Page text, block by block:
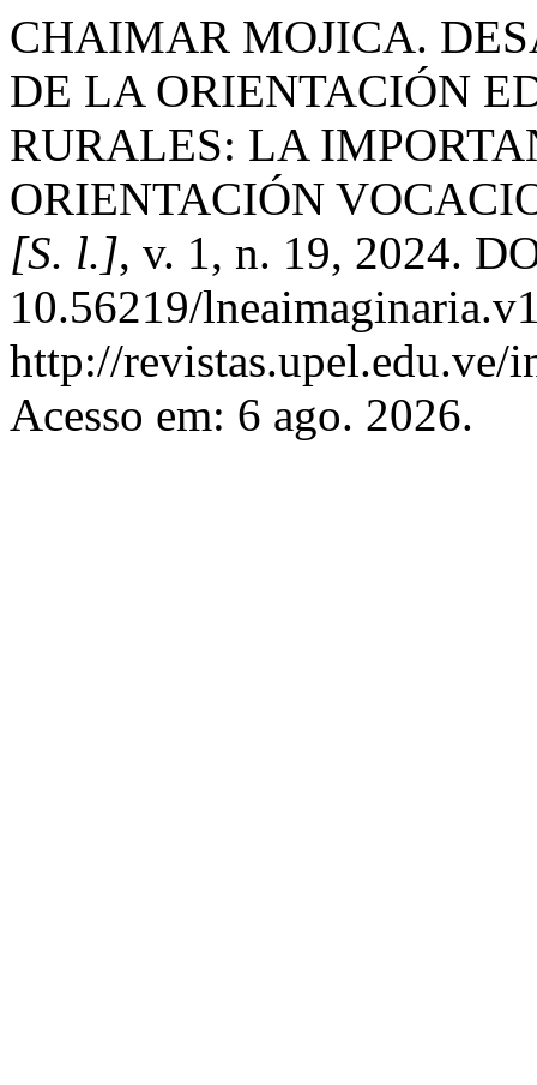
CHAIMAR MOJICA.
DE LA ORIENTACIÓN
RURALES: LA
ORIENTACIÓN
[S. l.], v. 1, n. 19, 2024.
10.56219/
http://
Acesso em: 6 ago. 2026.